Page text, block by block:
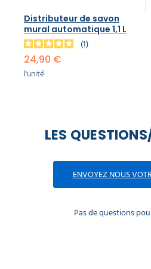
Distributeur de savon
mural automatique 1,1 L
1
24,90 €
l'unité
LES
ENVOYEZ NOUS
Pas de questions